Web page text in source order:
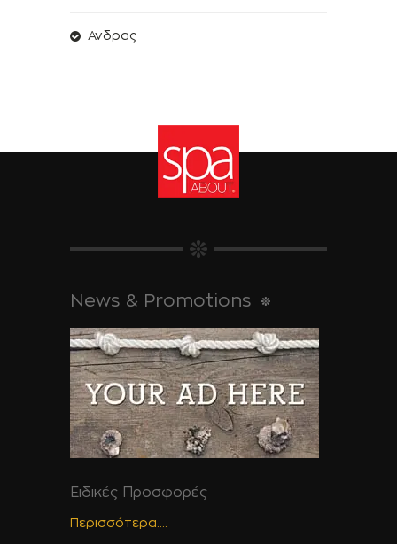
Ανδρας
News & Promotions
Ειδικές Προσφορές
Περισσότερα....